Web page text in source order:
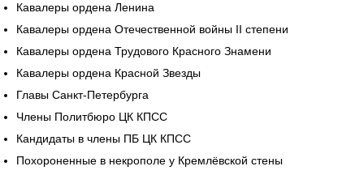
Кавалеры ордена Ленина
Кавалеры ордена Отечественной войны II степени
Кавалеры ордена Трудового Красного Знамени
Кавалеры ордена Красной Звезды
Главы Санкт-Петербурга
Члены Политбюро ЦК КПСС
Кандидаты в члены ПБ ЦК КПСС
Похороненные в некрополе у Кремлёвской стены